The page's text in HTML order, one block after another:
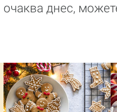
очаква днес,